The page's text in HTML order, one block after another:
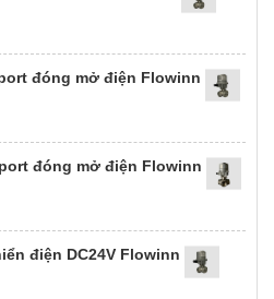
đóng mở điện Flowinn
đóng mở điện Flowinn
điện DC24V Flowinn